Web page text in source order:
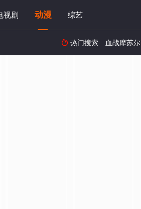
视剧 动漫 综艺
 热门搜索 血战摩苏尔